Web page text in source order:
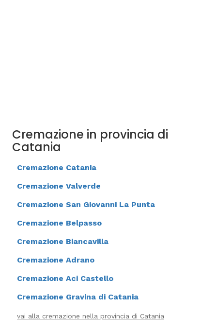
Cremazione in provincia di
Catania
Cremazione Catania
Cremazione Valverde
Cremazione San Giovanni La Punta
Cremazione Belpasso
Cremazione Biancavilla
Cremazione Adrano
Cremazione Aci Castello
Cremazione Gravina di Catania
vai alla cremazione nella provincia di Catania